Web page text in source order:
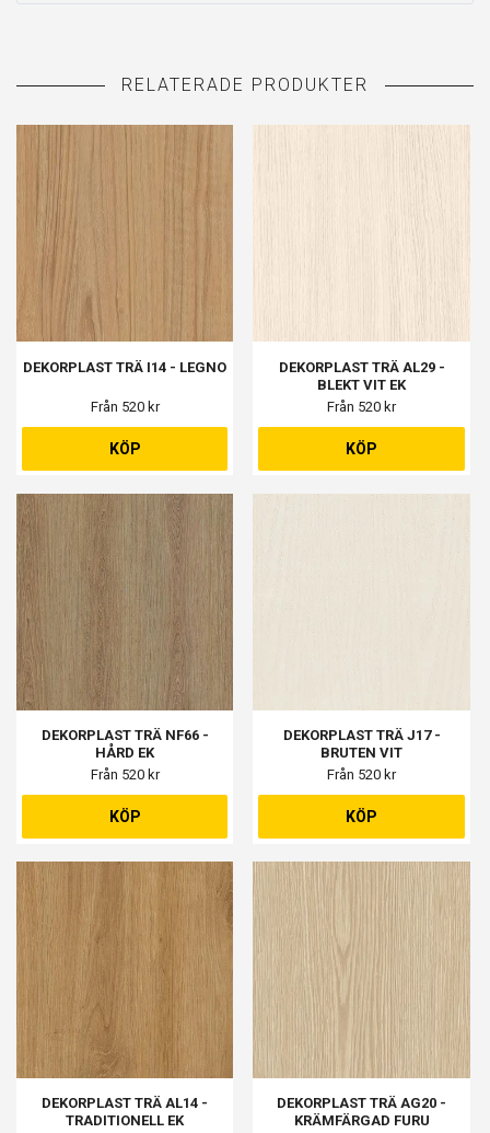
DEKORPLAST TRÄ I14 - LEGNO
Från 520 kr
KÖP
DEKORPLAST TRÄ AL29 -
BLEKT VIT EK
Från 520 kr
KÖP
DEKORPLAST TRÄ NF66 -
HÅRD EK
Från 520 kr
KÖP
DEKORPLAST TRÄ J17 -
BRUTEN VIT
Från 520 kr
KÖP
DEKORPLAST TRÄ AL14 -
TRADITIONELL EK
DEKORPLAST TRÄ AG20 -
KRÄMFÄRGAD FURU